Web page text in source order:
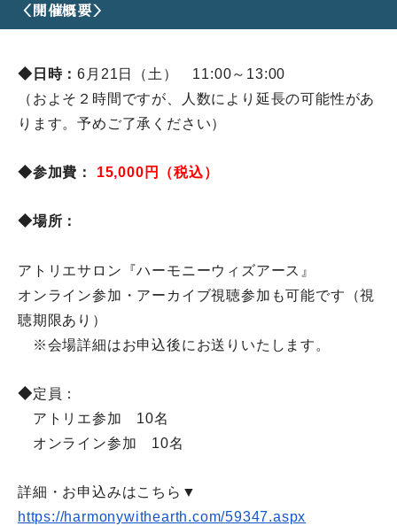
＜開催概要＞
◆日時：6月21日（土） 11:00～13:00
（およそ２時間ですが、人数により延長の可能性があ
ります。予めご了承ください）
◆参加費： 15,000円（税込）
◆場所：
アトリエサロン『ハーモニーウィズアース』
オンライン参加・アーカイブ視聴参加も可能です（視
聴期限あり）
※会場詳細はお申込後にお送りいたします。
◆定員：
アトリエ参加 10名
オンライン参加 10名
詳細・お申込みはこちら▼
https://harmonywithearth.com/59347.aspx